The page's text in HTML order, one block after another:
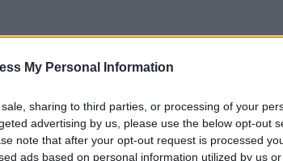
My Personal Information
sharing to third parties, or processing of your
advertising by us, please use the below opt-out
note that after your opt-out request is processed
ads based on personal information utilized by us
και στοFacebook
στοYouTube